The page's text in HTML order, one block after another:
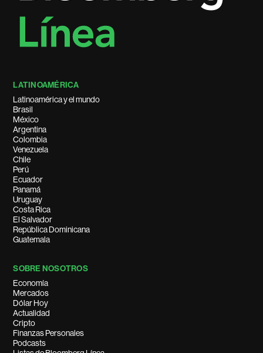
LATINOAMÉRICA
Latinoamérica y el mundo
Brasil
México
Argentina
Colombia
Venezuela
Chile
Perú
Ecuador
Panamá
Uruguay
Costa Rica
El Salvador
República Dominicana
Guatemala
SOBRE NOSOTROS
Economía
Mercados
Dólar Hoy
Actualidad
Cripto
Finanzas Personales
Podcasts